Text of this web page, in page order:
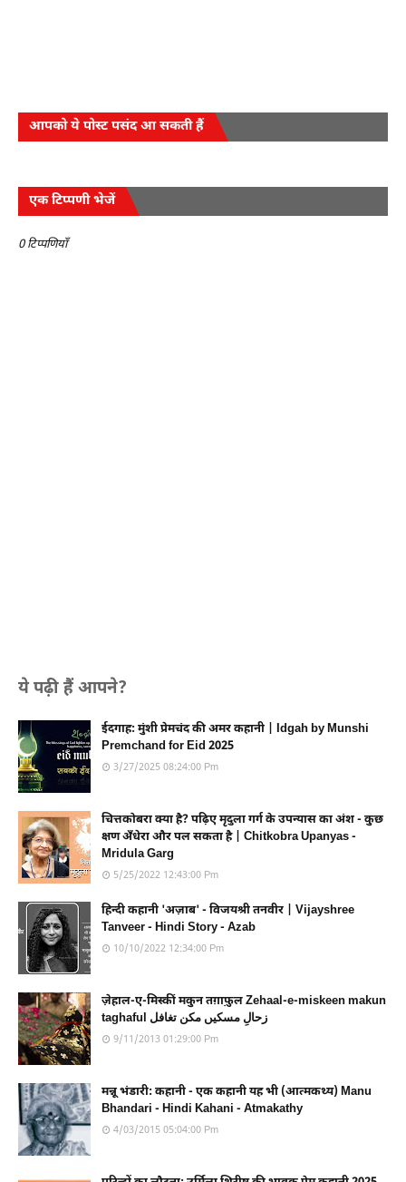
आपको ये पोस्ट पसंद आ सकती हैं
एक टिप्पणी भेजें
0 टिप्पणियाँ
ये पढ़ी हैं आपने?
ईदगाह: मुंशी प्रेमचंद की अमर कहानी | Idgah by Munshi
Premchand for Eid 2025
3/27/2025 08:24:00 Pm
चित्तकोबरा क्या है? पढ़िए मृदुला गर्ग के उपन्यास का अंश - कुछ
क्षण अँधेरा और पल सकता है | Chitkobra Upanyas -
Mridula Garg
5/25/2022 12:43:00 Pm
हिन्दी कहानी 'अज़ाब' - विजयश्री तनवीर | Vijayshree
Tanveer - Hindi Story - Azab
10/10/2022 12:34:00 Pm
ज़ेहाल-ए-मिस्कीं मकुन तग़ाफ़ुल Zehaal-e-miskeen makun
taghaful زحالِ مسکیں مکن تغافل
9/11/2013 01:29:00 Pm
मन्नू भंडारी: कहानी - एक कहानी यह भी (आत्मकथ्य) Manu
Bhandari - Hindi Kahani - Atmakathy
4/03/2015 05:04:00 Pm